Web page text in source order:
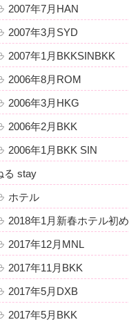
2007年7月HAN
2007年3月SYD
2007年1月BKKSINBKK
2006年8月ROM
2006年3月HKG
2006年2月BKK
2006年1月BKK SIN
る stay
ホテル
2018年1月新春ホテル初め
2017年12月MNL
2017年11月BKK
2017年5月DXB
2017年5月BKK